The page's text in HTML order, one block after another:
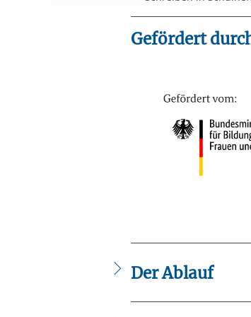
Ihre
der von
aufgrund
Gefördert
Der Ablauf